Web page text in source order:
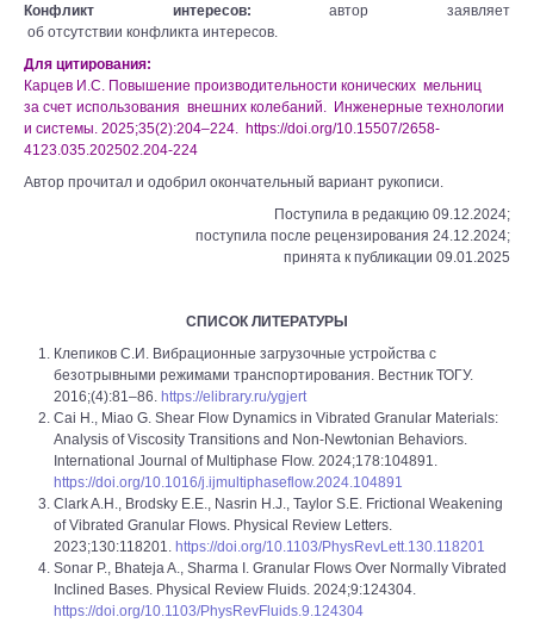
Конфликт интересов:автор заявляет
об отсутствии конфликта интересов.
Для цитирования:
Карцев И.С. Повышение производительности конических мельниц
за счет использования внешних колебаний. Инженерные технологии
и системы. 2025;35(2):204–224. https://doi.org/10.15507/2658-
4123.035.202502.204-224
Автор прочитал и одобрил окончательный вариант рукописи.
Поступила в редакцию 09.12.2024;
поступила после рецензирования 24.12.2024;
принята к публикации 09.01.2025
СПИСОК ЛИТЕРАТУРЫ
Клепиков С.И. Вибрационные загрузочные устройства с
безотрывными режимами транспортирования. Вестник ТОГУ.
2016;(4):81–86. https://elibrary.ru/ygjert
Cai H., Miao G. Shear Flow Dynamics in Vibrated Granular Materials:
Analysis of Viscosity Transitions and Non-Newtonian Behaviors.
International Journal of Multiphase Flow. 2024;178:104891.
https://doi.org/10.1016/j.ijmultiphaseflow.2024.104891
Clark A.H., Brodsky E.E., Nasrin H.J., Taylor S.E. Frictional Weakening
of Vibrated Granular Flows. Physical Review Letters.
2023;130:118201. https://doi.org/10.1103/PhysRevLett.130.118201
Sonar P., Bhateja A., Sharma I. Granular Flows Over Normally Vibrated
Inclined Bases. Physical Review Fluids. 2024;9:124304.
https://doi.org/10.1103/PhysRevFluids.9.124304